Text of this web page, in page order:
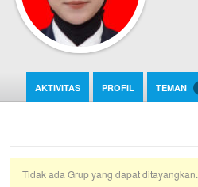
AKTIVITAS PROFIL TEMAN
Tidak ada Grup yang dapat ditayangkan.